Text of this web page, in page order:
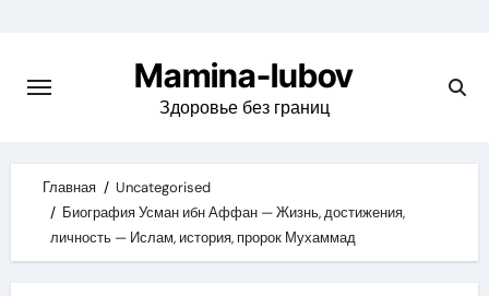
content
Mamina-lubov
Здоровье без границ
Главная
Uncategorised
Биография Усман ибн Аффан — Жизнь, достижения,
личность — Ислам, история, пророк Мухаммад